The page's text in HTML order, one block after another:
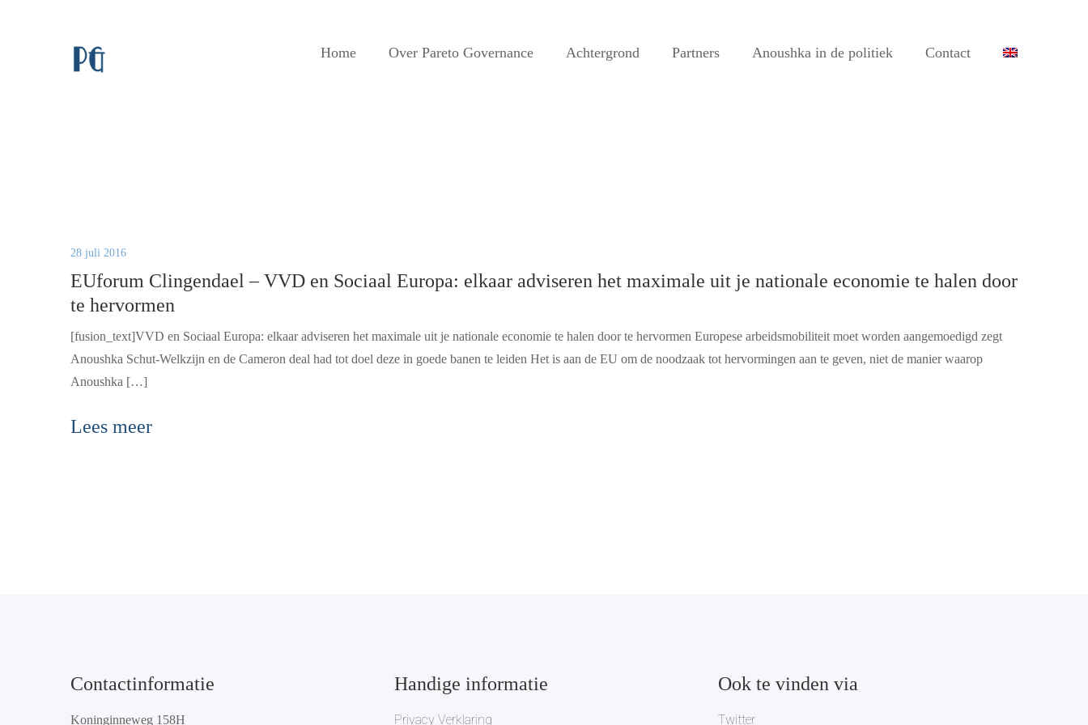
Home Over Pareto Governance Achtergrond Partners Anoushka in de politiek Contact
28 juli 2016
EUforum Clingendael – VVD en Sociaal Europa: elkaar adviseren het maximale uit je nationale economie te halen door
te hervormen
[fusion_text]VVD en Sociaal Europa: elkaar adviseren het maximale uit je nationale economie te halen door te hervormen Europese arbeidsmobiliteit moet worden aangemoedigd zegt
Anoushka Schut-Welkzijn en de Cameron deal had tot doel deze in goede banen te leiden Het is aan de EU om de noodzaak tot hervormingen aan te geven, niet de manier waarop
Anoushka […]
Lees meer
Contactinformatie
Koninginneweg 158H
Handige informatie
Privacy Verklaring
Ook te vinden via
Twitter